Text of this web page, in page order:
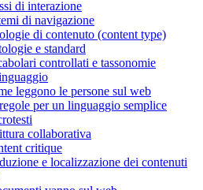
di interazione
di navigazione
di contenuto (content type)
e standard
controllati e tassonomie
leggono le persone sul web
per un linguaggio semplice
collaborativa
critique
e localizzazione dei contenuti